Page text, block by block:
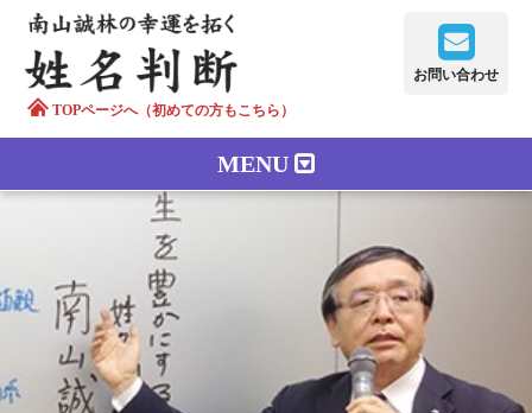
TOPページへ（初めての方もこちら）
お問い合わせ
MENU
正しい字画
南山誠林について
漢字の語源